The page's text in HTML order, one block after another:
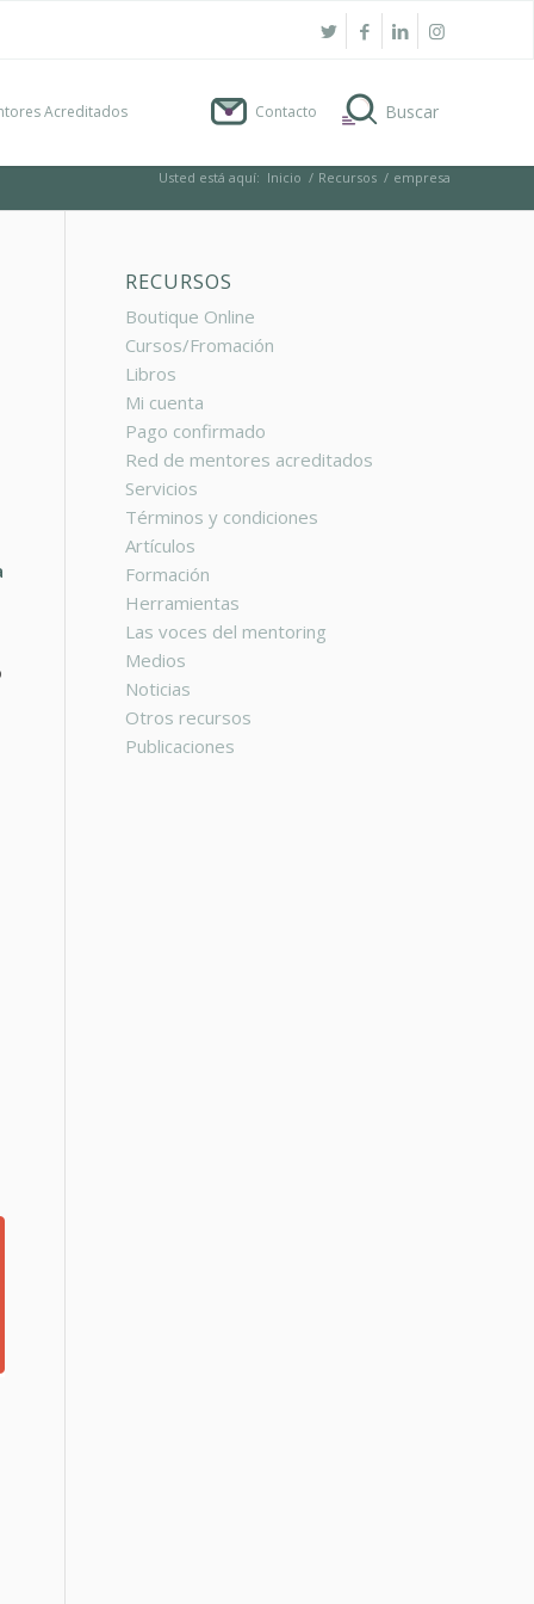
Acreditados Contacto
Usted está aquí: Inicio / Recursos / empresa
RECURSOS
Boutique Online
Cursos/Fromación
Libros
Mi cuenta
Pago confirmado
Red de mentores acreditados
Servicios
Términos y condiciones
Artículos
Formación
Herramientas
Las voces del mentoring
Medios
Noticias
Otros recursos
Publicaciones